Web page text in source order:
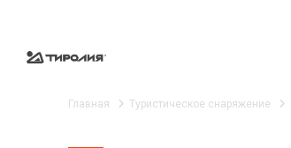
Главная Туристическое снаряжение